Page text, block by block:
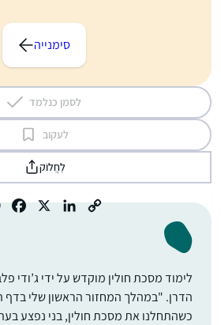
סימנייה
לסמן כנלמד
לעקוב
לַחֲלוֹק
לימוד מסכת חולין מוקדש על ידי ג’ודי
הדרן. "במהלך המחזור הראשון שלי בדף
כשהתחלנו את מסכת חולין, בני נפצע